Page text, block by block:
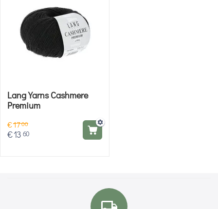
Lang Yarns Cashmere
Premium
€1700
€13 60